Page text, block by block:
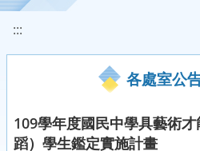
:::
各處室公
109學年度國民中學具藝術
蹈）學生鑑定實施計畫